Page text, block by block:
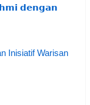
𝗱𝗲𝗻𝗴𝗮𝗻
Inisiatif Warisan